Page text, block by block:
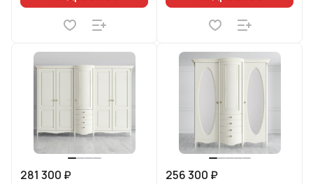
281 300 ₽
256 300 ₽